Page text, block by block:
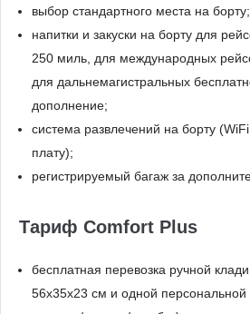
выбор стандартного места на борту;
напитки и закуски на борту для
250 миль, для международных
для дальнемагистральных
дополнение;
система развлечений на борту
плату);
регистрируемый багаж за
Тариф Comfort Plus
бесплатная перевозка ручной
56x35x23 см и одной